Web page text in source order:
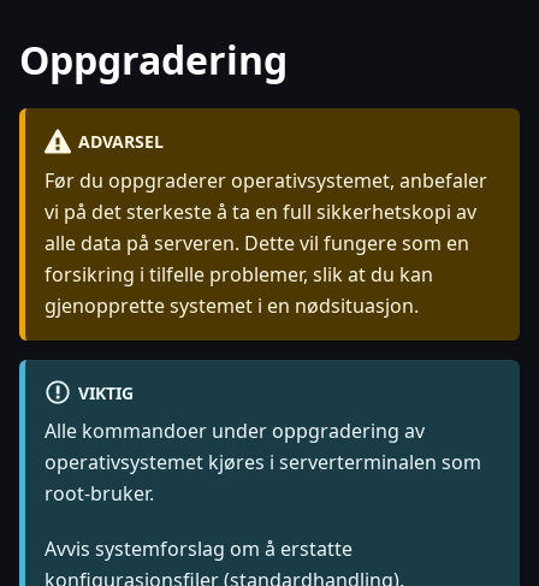
Oppgradering
ADVARSEL
Før du oppgraderer operativsystemet, anbefaler
vi på det sterkeste å ta en full sikkerhetskopi av
alle data på serveren. Dette vil fungere som en
forsikring i tilfelle problemer, slik at du kan
gjenopprette systemet i en nødsituasjon.
VIKTIG
Alle kommandoer under oppgradering av
operativsystemet kjøres i serverterminalen som
root-bruker.
Avvis systemforslag om å erstatte
konfigurasjonsfiler (standardhandling).